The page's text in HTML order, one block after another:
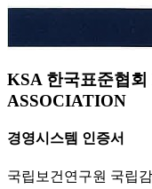
KSA 한국표준협
ASSOCIATION
경영시스템 인증서
국립보건연구원 국립